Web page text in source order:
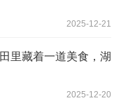
2025-12-21
里藏着一道美食，湖
2025-12-20